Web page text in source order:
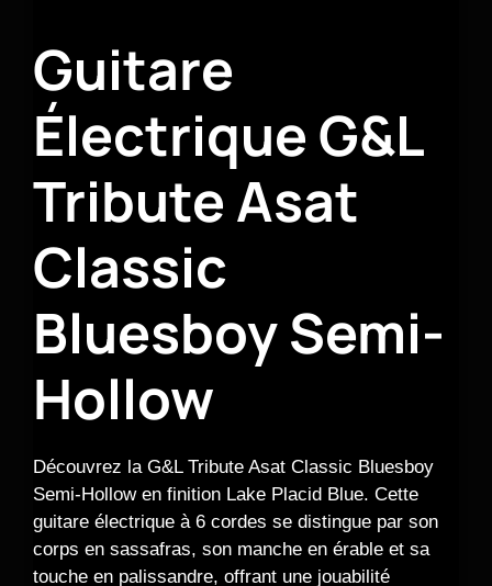
Guitare
Électrique G&L
Tribute Asat
Classic
Bluesboy Semi-
Hollow
Découvrez la G&L Tribute Asat Classic Bluesboy
Semi-Hollow en finition Lake Placid Blue. Cette
guitare électrique à 6 cordes se distingue par son
corps en sassafras, son manche en érable et sa
touche en palissandre, offrant une jouabilité